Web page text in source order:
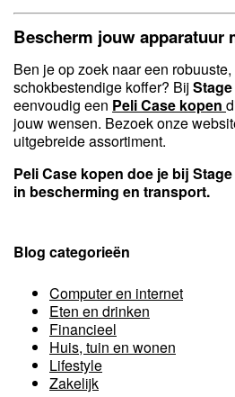
Bescherm jouw apparatuur
Ben je op zoek naar een
schokbestendige koffer? Bij
eenvoudig een Peli Case kopen
jouw wensen. Bezoek onze
uitgebreide assortiment.
Peli Case kopen doe je bij
in bescherming en transport.
Blog categorieën
Computer en internet
Eten en drinken
Financieel
Huis, tuin en wonen
Lifestyle
Zakelijk